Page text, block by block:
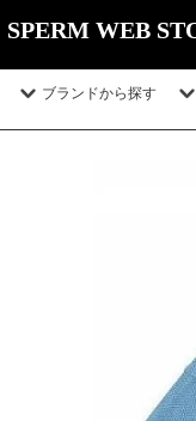
SPERM WEB
ブランドから探す